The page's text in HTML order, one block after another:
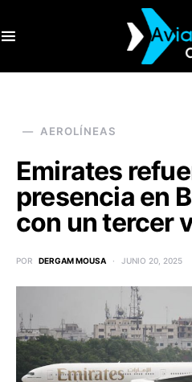
AEROLÍNEAS
Emirates
presencia en
con un tercer
POR DERGAM MOUSA JUNIO 20, 2025